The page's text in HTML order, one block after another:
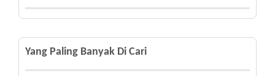
Yang Paling Banyak Di Cari